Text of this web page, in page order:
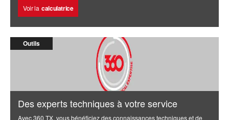
Voir la calculatrice
Outils
Des experts techniques à votre service
Avec 360 TX, vous bénéficiez des connaissances techniques et de